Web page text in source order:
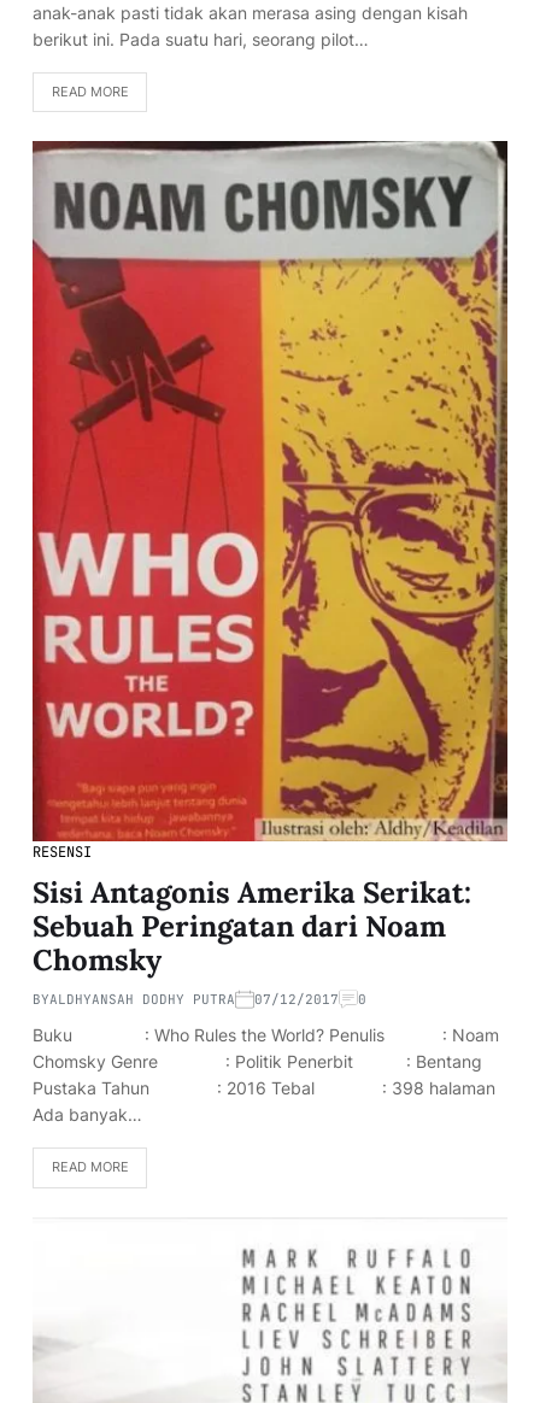
anak-anak pasti tidak akan merasa asing dengan kisah
berikut ini. Pada suatu hari, seorang pilot…
READ MORE
RESENSI
Sisi Antagonis Amerika Serikat:
Sebuah Peringatan dari Noam
Chomsky
BYALDHYANSAH DODHY PUTRA 07/12/2017 0
Buku : Who Rules the World? Penulis : Noam
Chomsky Genre : Politik Penerbit : Bentang
Pustaka Tahun : 2016 Tebal : 398 halaman
Ada banyak…
READ MORE